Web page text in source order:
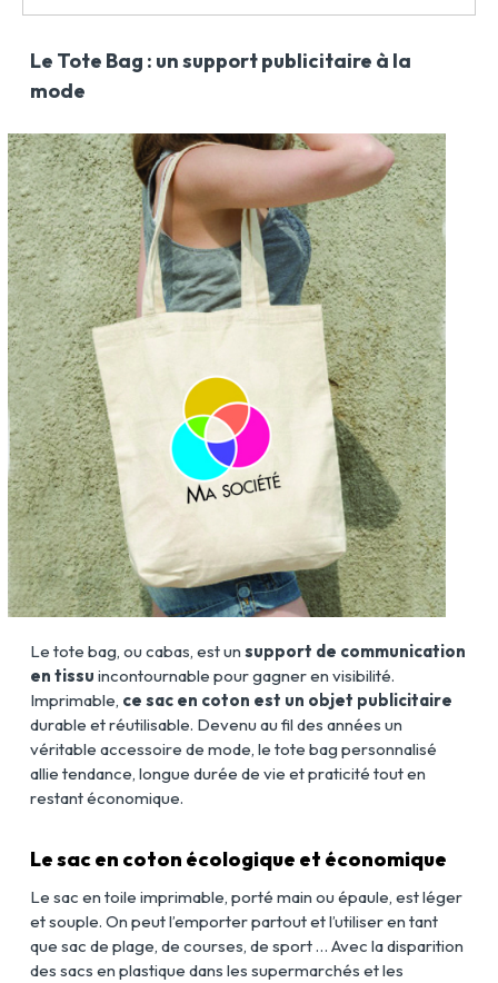
Le Tote Bag : un support publicitaire à la
mode
Le tote bag, ou cabas, est un support de communication
en tissu incontournable pour gagner en visibilité.
Imprimable, ce sac en coton est un objet publicitaire
durable et réutilisable. Devenu au fil des années un
véritable accessoire de mode, le tote bag personnalisé
allie tendance, longue durée de vie et praticité tout en
restant économique.
Le sac en coton écologique et économique
Le sac en toile imprimable, porté main ou épaule, est léger
et souple. On peut l’emporter partout et l’utiliser en tant
que sac de plage, de courses, de sport … Avec la disparition
des sacs en plastique dans les supermarchés et les